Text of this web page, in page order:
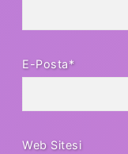
E-Posta*
Web Sitesi